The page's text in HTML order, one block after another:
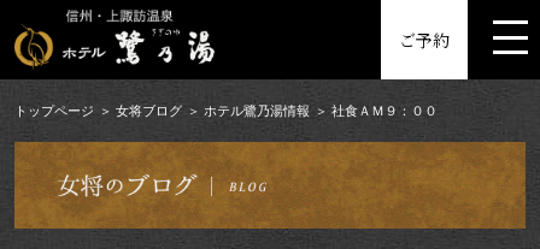
ご予約
トップページ 女将ブログ ホテル鷺乃湯情報 社食ＡＭ９：００